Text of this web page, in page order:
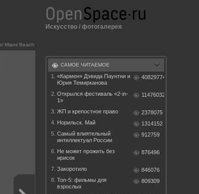
Miami Beach
Искусство / фотогалерея
САМОЕ ЧИТАЕМОЕ
1.
«Кармен» Дэвида Паунтни и
Юрия Темирканова
40829774
2. Открылся фестиваль «2-in-
1»
11476032
3. ЖП и крепостное право
2378075
4. Норильск. Май
1314152
5. Самый влиятельный
интеллектуал России
912759
6. Не может прожить без
ирисок
876496
7. Закоротило
846076
8. Топ-5: фильмы для
взрослых
809309